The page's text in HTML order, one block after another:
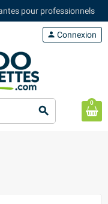
pour professionnels
search
person Connexion
0